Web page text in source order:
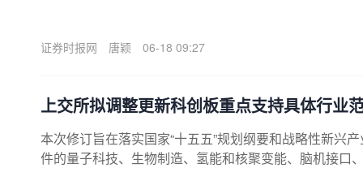
证券时报网 唐颖 06-18 09:27
上交所拟调整更新科创板重点支持具体行业
本次修订旨在落实国家“十五五”规划纲要和战略性新兴
件的量子科技、生物制造、氢能和核聚变能、脑机接口